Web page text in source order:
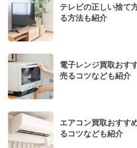
テレビの正しい捨て
る方法も紹介
電子レンジ買取おす
売るコツなども紹介
エアコン買取おすす
るコツなども紹介